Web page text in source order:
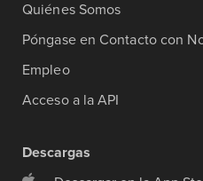
Quiénes Somos
Póngase en Contacto con
Empleo
Acceso a la API
Descargas